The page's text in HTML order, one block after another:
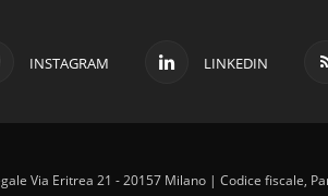
INSTAGRAM LINKEDIN
Via Eritrea 21 - 20157 Milano | Codice fiscale,